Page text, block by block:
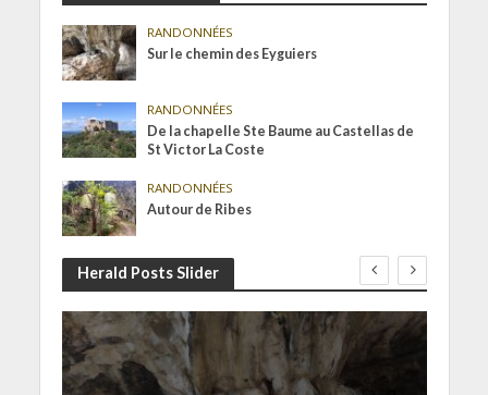
RANDONNÉES
Sur le chemin des Eyguiers
RANDONNÉES
De la chapelle Ste Baume au Castellas de
St Victor La Coste
RANDONNÉES
Autour de Ribes
Herald Posts Slider